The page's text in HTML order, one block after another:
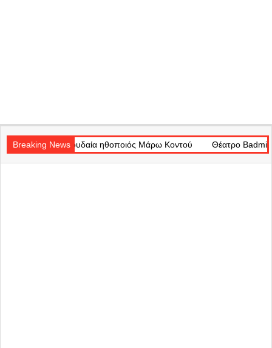
Navigation
Menu
Breaking News
ηθοποιός Μάρω Κοντού Θέατρο Badminton: Το χρονικό ενός